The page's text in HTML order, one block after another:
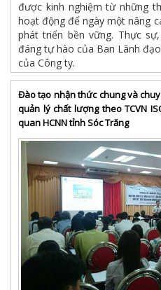
được kinh nghiệm từ những
hoạt động để ngày một nâng
phát triển bền vững. Thực
đáng tự hào của Ban Lãnh
của Công ty.
Đào tạo nhận thức chung và
quản lý chất lượng theo TCVN
quan HCNN tỉnh Sóc Trăng